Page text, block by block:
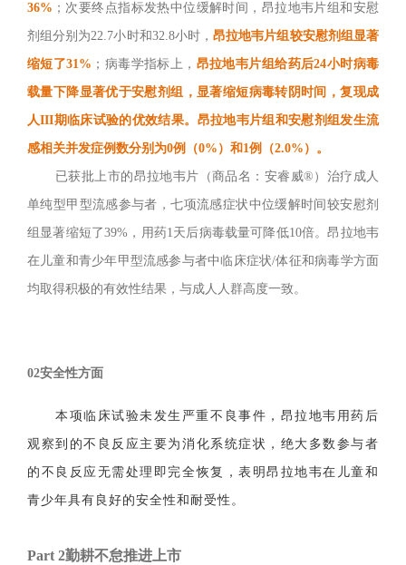
36% ；次要终点指标发热中位缓解时间，昂拉地韦片组和安慰
剂组分别为22.7小时和32.8小时，昂拉地韦片组较安慰剂组显著
缩短了31% ；病毒学指标上， 昂拉地韦片组给药后24小时病毒
载量下降显著优于安慰剂组，显著缩短病毒转阴时间，复现成
人III期临床试验的优效结果。昂拉地韦片组和安慰剂组发生流
感相关并发症例数分别为0例（0%）和1例（2.0%）。
已获批上市的昂拉地韦片（商品名：安睿威®）治疗成人
单纯型甲型流感参与者，七项流感症状中位缓解时间较安慰剂
组显著缩短了39%，用药1天后病毒载量可降低10倍。昂拉地韦
在儿童和青少年甲型流感参与者中临床症状/体征和病毒学方面
均取得积极的有效性结果，与成人人群高度一致。
02安全性方面
本项临床试验未发生严重不良事件，昂拉地韦用药后
观察到的不良反应主要为消化系统症状，绝大多数参与者
的不良反应无需处理即完全恢复，表明昂拉地韦在儿童和
青少年具有良好的安全性和耐受性。
Part 2勤耕不怠推进上市